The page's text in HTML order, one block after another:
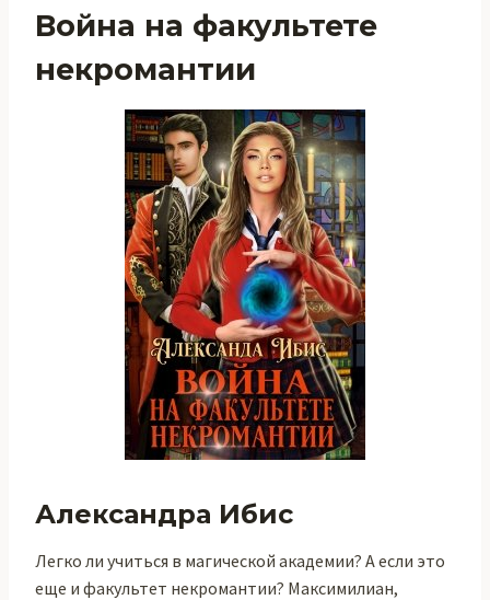
Война на факультете
некромантии
Александра Ибис
Легко ли учиться в магической академии? А если это
еще и факультет некромантии? Максимилиан,